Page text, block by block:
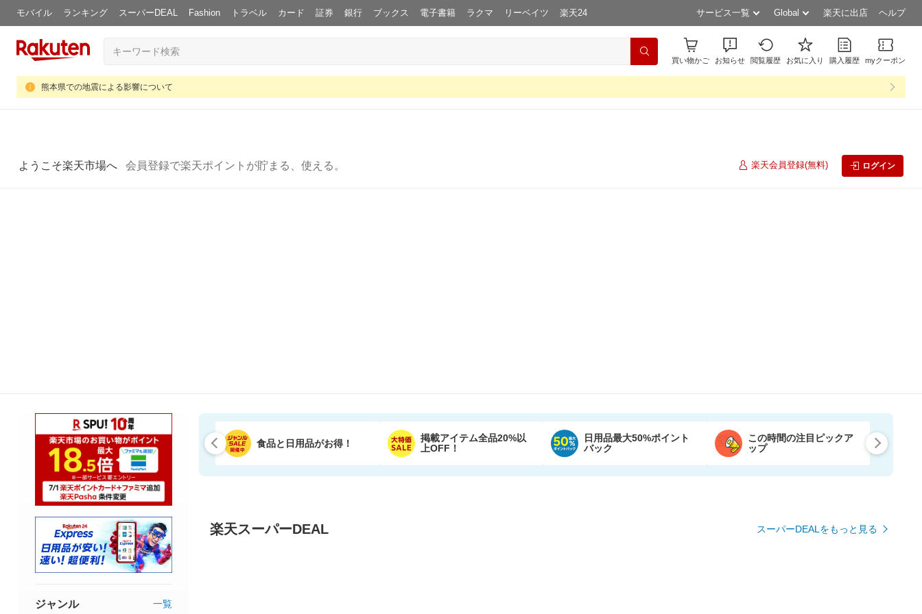
モバイル ランキング スーパーDEAL Fashion トラベル カード 証券 銀行 ブックス 電子書籍 ラクマ リーベイツ 楽天24 サービス一覧 Global 楽天に出店 ヘルプ
買い物かご お知らせ 閲覧履歴 お気に入り 購入履歴 myクーポン
熊本県での地震による影響について
ようこそ楽天市場へ 会員登録で楽天ポイントが貯まる、使える。 楽天会員登録(無料) ログイン
食品と日用品がお得！
掲載アイテム全品20%以
上OFF！
日用品最大50%ポイント
バック
この時間の注目ピックア
ップ
楽天スーパーDEAL スーパーDEALをもっと見る
ジャンル 一覧